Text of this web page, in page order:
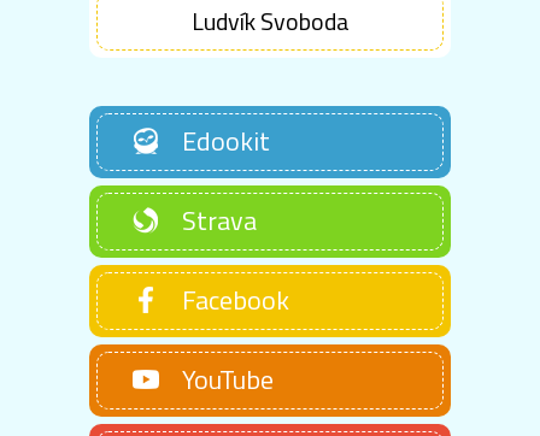
Ludvík Svoboda
Edookit
Strava
Facebook
YouTube